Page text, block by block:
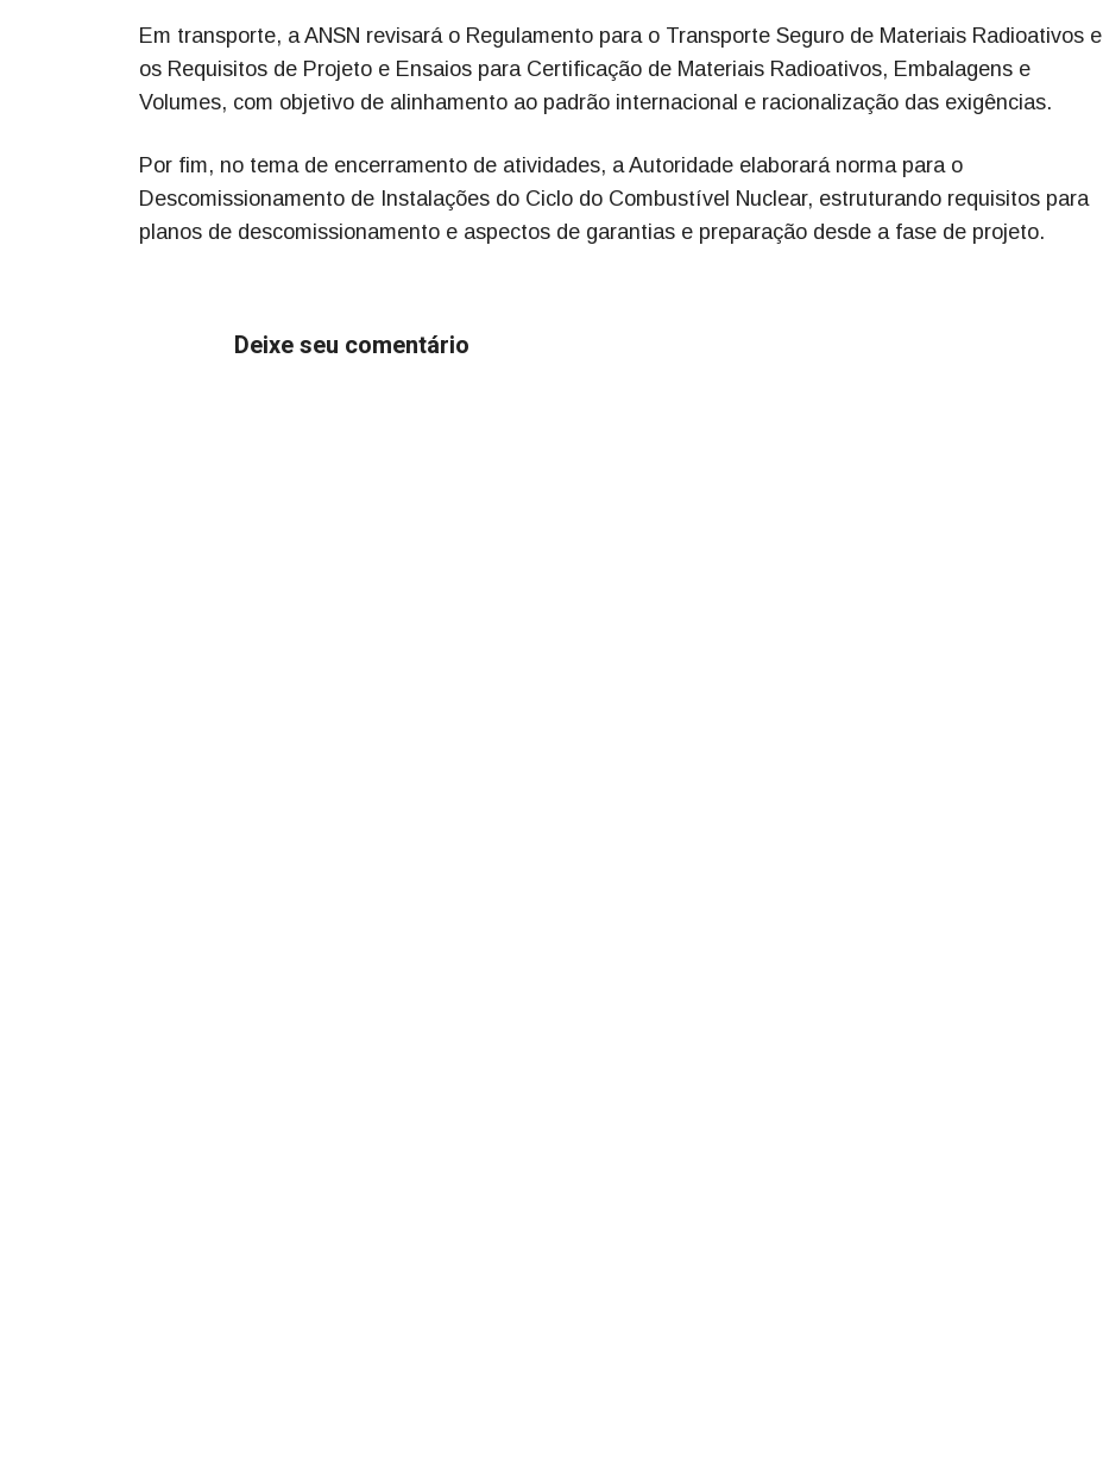
Em transporte, a ANSN revisará o Regulamento para o Transporte Seguro de Materiais Radioativos e
os Requisitos de Projeto e Ensaios para Certificação de Materiais Radioativos, Embalagens e
Volumes, com objetivo de alinhamento ao padrão internacional e racionalização das exigências.
Por fim, no tema de encerramento de atividades, a Autoridade elaborará norma para o
Descomissionamento de Instalações do Ciclo do Combustível Nuclear, estruturando requisitos para
planos de descomissionamento e aspectos de garantias e preparação desde a fase de projeto.
Deixe seu comentário